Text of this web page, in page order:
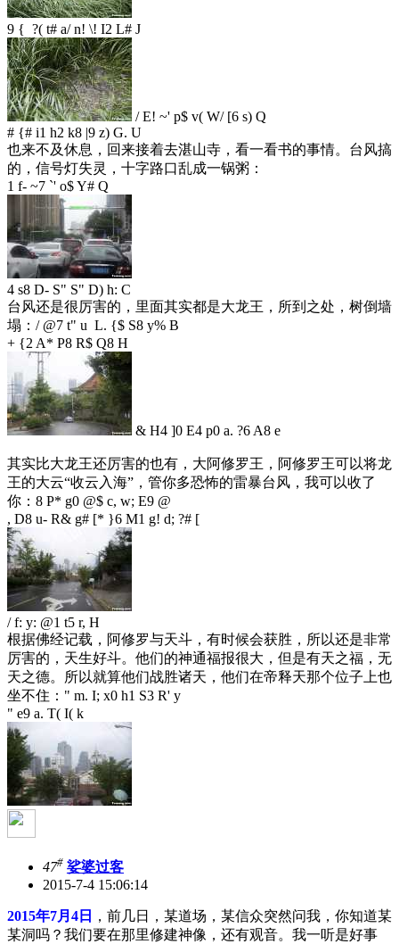
9 { ?( t# a/ n! \! I2 L# J
/ E! ~' p$ v( W/ [6 s) Q
# {# i1 h2 k8 |9 z) G. U
也来不及休息，回来接着去湛山寺，看一看书的事情。台风搞
的，信号灯失灵，十字路口乱成一锅粥：
1 f- ~7 `' o$ Y# Q
4 s8 D- S" S" D) h: C
台风还是很厉害的，里面其实都是大龙王，所到之处，树倒墙
塌： / @7 t" u L. {$ S8 y% B
+ {2 A* P8 R$ Q8 H
& H4 ]0 E4 p0 a. ?6 A8 e
其实比大龙王还厉害的也有，大阿修罗王，阿修罗王可以将龙
王的大云“收云入海”，管你多恐怖的雷暴台风，我可以收了
你： 8 P* g0 @$ c, w; E9 @
, D8 u- R& g# [* }6 M1 g! d; ?# [
/ f: y: @1 t5 r, H
根据佛经记载，阿修罗与天斗，有时候会获胜，所以还是非常
厉害的，天生好斗。他们的神通福报很大，但是有天之福，无
天之德。所以就算他们战胜诸天，他们在帝释天那个位子上也
坐不住： " m. I; x0 h1 S3 R' y
" e9 a. T( I( k
47# 娑婆过客
2015-7-4 15:06:14
2015年7月4日
，前几日，某道场，某信众突然问我，你知道某
某洞吗？我们要在那里修建神像，还有观音。我一听是好事